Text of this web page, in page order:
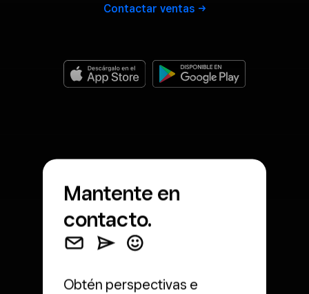
Contactar ventas
Mantente en
contacto.
Obtén perspectivas e